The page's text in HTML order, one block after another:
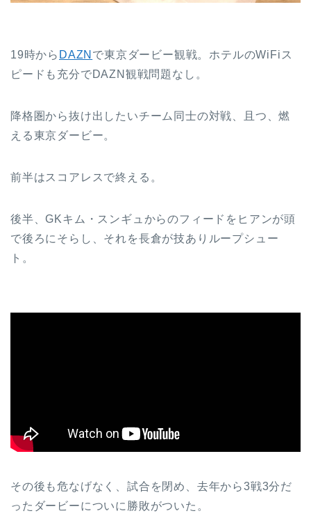
19時から DAZN で東京ダービー観戦。ホテルのWiFiス
ピードも充分でDAZN観戦問題なし。
降格圏から抜け出したいチーム同士の対戦、且つ、燃
える東京ダービー。
前半はスコアレスで終える。
後半、GKキム・スンギュからのフィードをヒアンが頭
で後ろにそらし、それを長倉が技ありループシュー
ト。
その後も危なげなく、試合を閉め、去年から3戦3分だ
ったダービーについに勝敗がついた。